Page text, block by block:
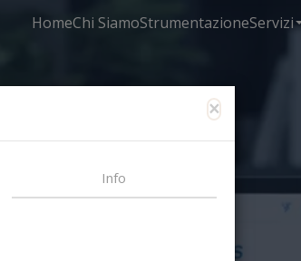
HomeChi SiamoStrumentazioneServizi
×
Info